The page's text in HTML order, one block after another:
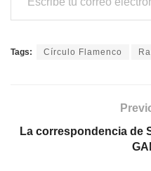
Tags: Círculo Flamenco
La correspondencia de